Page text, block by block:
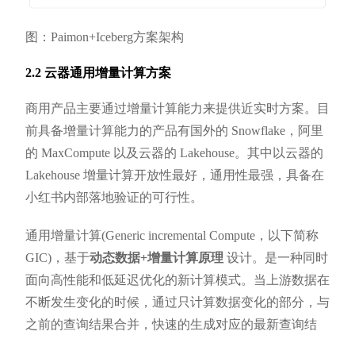
图：Paimon+Iceberg方案架构
2.2 云器通用增量计算方案
商用产品主要通过增量计算能力来提供近实时方案。目
前具备增量计算能力的产品有国外的 Snowflake，阿里
的 MaxCompute 以及云器的 Lakehouse。其中以云器的
Lakehouse 增量计算开放性最好，通用性最强，具备在
小红书内部落地验证的可行性。
通用增量计算(Generic incremental Compute，以下简称
GIC)，基于动态数据+增量计算原理 设计。是一种同时
面向高性能和低延迟优化的新计算模式。当上游数据在
不断发生变化的时候，通过只计算数据变化的部分，与
之前的查询结果合并，快速的生成对应的最新查询结